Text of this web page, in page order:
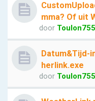
mma? Of uit
door
Datum&Tijd-
herlink.exe
door